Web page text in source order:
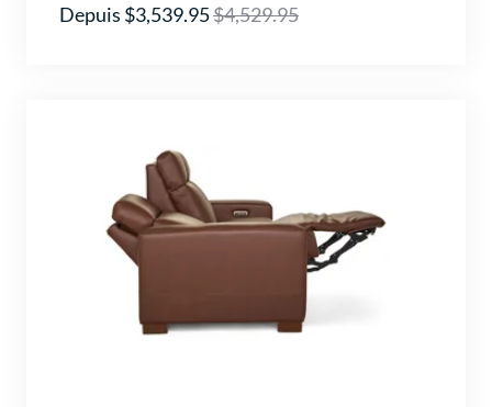
Depuis $3,539.95$4,529.95